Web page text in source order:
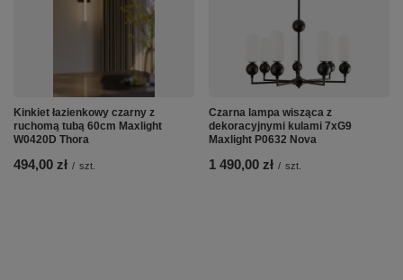
Kinkiet łazienkowy czarny z
ruchomą tubą 60cm Maxlight
W0420D Thora
494,00 zł / szt.
Czarna lampa wisząca z
dekoracyjnymi kulami 7xG9
Maxlight P0632 Nova
1 490,00 zł / szt.